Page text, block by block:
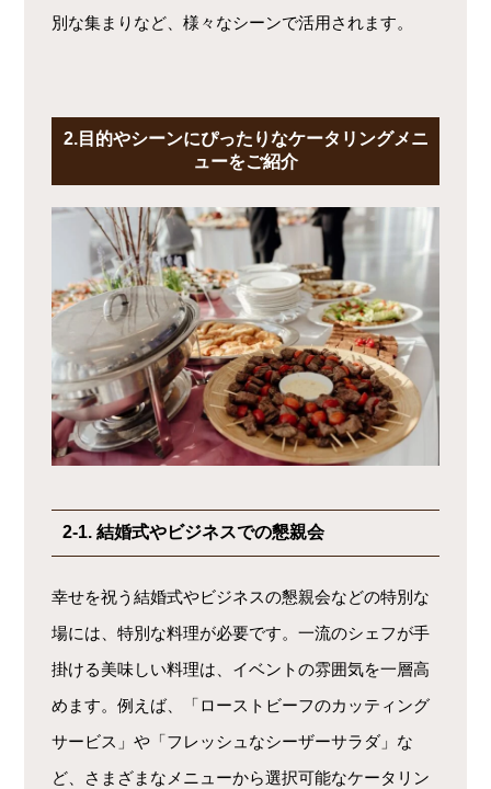
別な集まりなど、様々なシーンで活用されます。
2.目的やシーンにぴったりなケータリングメニ
ューをご紹介
2-1. 結婚式やビジネスでの懇親会
幸せを祝う結婚式やビジネスの懇親会などの特別な
場には、特別な料理が必要です。一流のシェフが手
掛ける美味しい料理は、イベントの雰囲気を一層高
めます。例えば、「ローストビーフのカッティング
サービス」や「フレッシュなシーザーサラダ」な
ど、さまざまなメニューから選択可能なケータリン